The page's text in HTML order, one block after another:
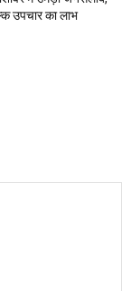
उपचार का लाभ